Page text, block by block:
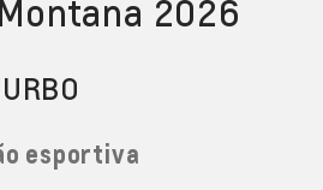
2026
esportiva